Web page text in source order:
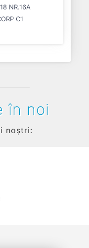
NR.16A
C1
în noi
noștri: